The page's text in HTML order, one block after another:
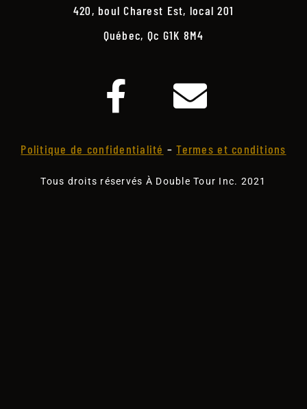
420, boul Charest Est, local 201
Québec, Qc G1K 8M4
Politique de confidentialité –Termes et conditions
Tous droits réservés À Double Tour Inc. 2021